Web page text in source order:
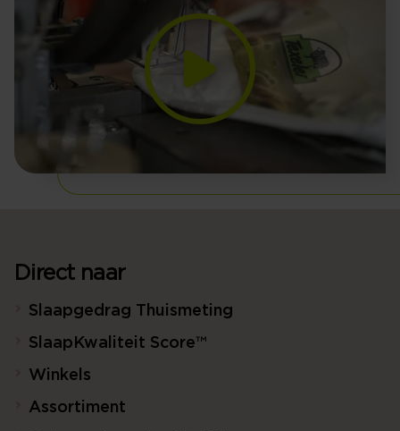
Direct naar
Slaapgedrag Thuismeting
SlaapKwaliteit Score™
Winkels
Assortiment